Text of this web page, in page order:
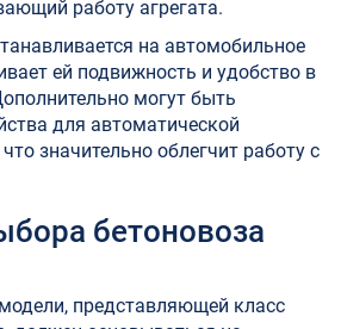
работу агрегата.
на автомобильное
ей подвижность и удобство в
могут быть
для автоматической
значительно облегчит работу с
бетоновоза
представляющей класс